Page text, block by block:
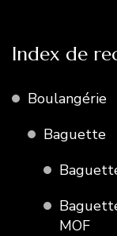
Index de
Boulangérie
Baguette
MOF